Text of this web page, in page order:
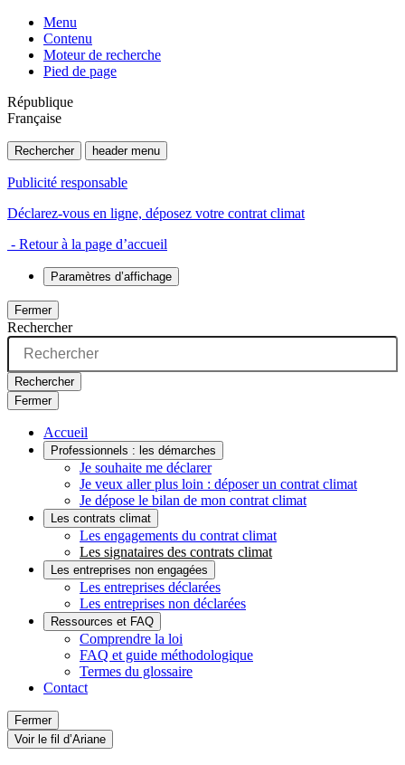
Menu
Contenu
Moteur de recherche
Pied de page
République
Française
Rechercher header menu
Publicité responsable
Déclarez-vous en ligne, déposez votre contrat climat
- Retour à la page d’accueil
Paramètres d’affichage
Fermer
Rechercher
Rechercher
Fermer
Accueil
Professionnels : les démarches
Je souhaite me déclarer
Je veux aller plus loin : déposer un contrat climat
Je dépose le bilan de mon contrat climat
Les contrats climat
Les engagements du contrat climat
Les signataires des contrats climat
Les entreprises non engagées
Les entreprises déclarées
Les entreprises non déclarées
Ressources et FAQ
Comprendre la loi
FAQ et guide méthodologique
Termes du glossaire
Contact
Fermer
Voir le fil d’Ariane